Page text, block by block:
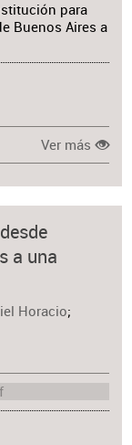
para
Buenos Aires a
Ver más
a una
Horacio;